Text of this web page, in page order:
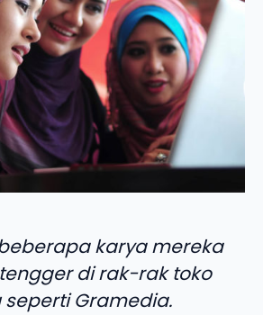
karya mereka
di rak-rak toko
seperti Gramedia.